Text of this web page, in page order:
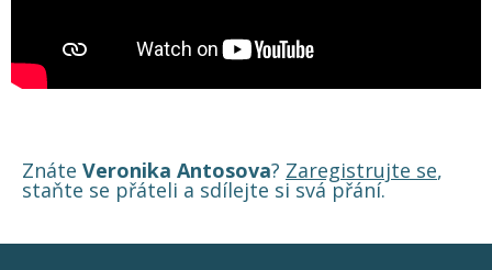
Znáte Veronika Antosova? Zaregistrujte se,
staňte se přáteli a sdílejte si svá přání.